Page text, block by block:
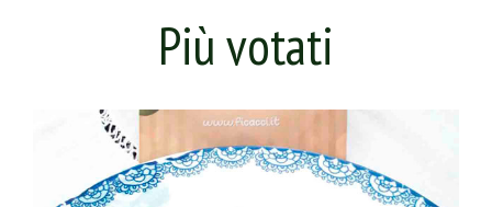
Più votati